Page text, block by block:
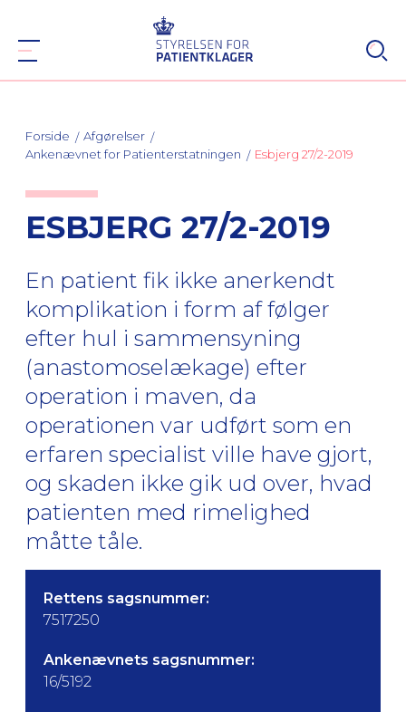
Forside
Afgørelser
Ankenævnet for Patienterstatningen
Esbjerg 27/2-2019
ESBJERG 27/2-2019
En patient fik ikke anerkendt
komplikation i form af følger
efter hul i sammensyning
(anastomoselækage) efter
operation i maven, da
operationen var udført som en
erfaren specialist ville have gjort,
og skaden ikke gik ud over, hvad
patienten med rimelighed
måtte tåle.
Rettens sagsnummer:
7517250
Ankenævnets sagsnummer:
16/5192